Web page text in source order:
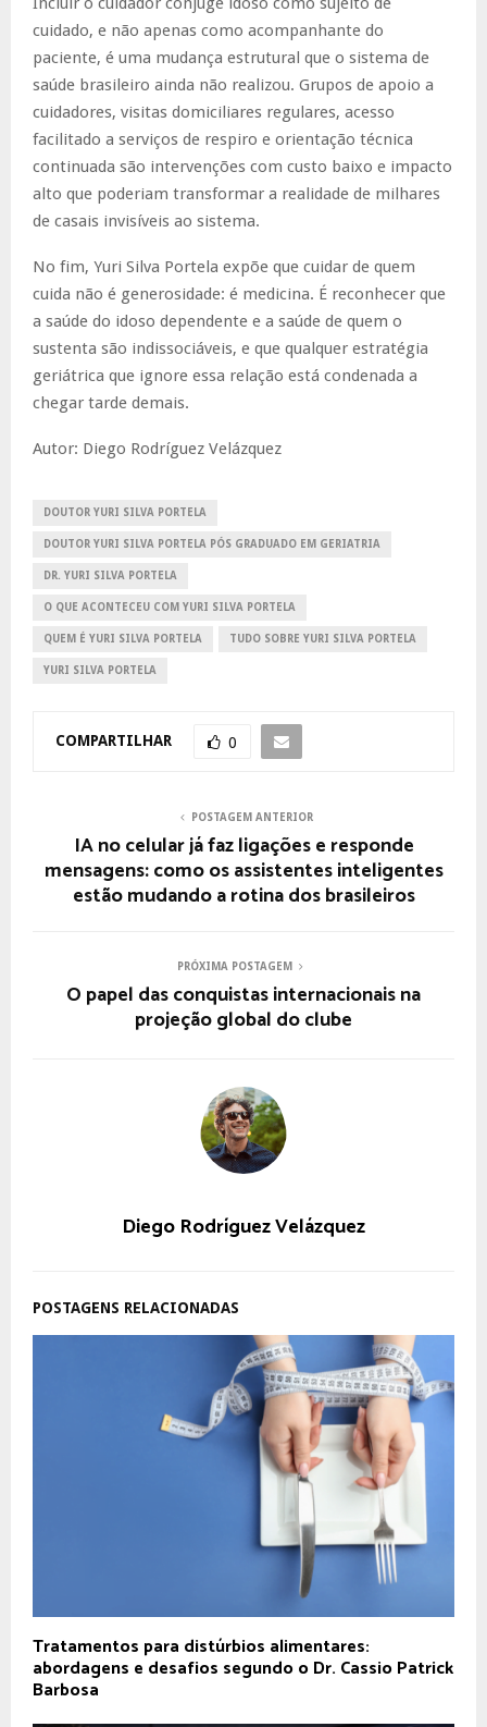
cuidado, e não apenas como acompanhante do
paciente, é uma mudança estrutural que o sistema de
saúde brasileiro ainda não realizou. Grupos de apoio a
cuidadores, visitas domiciliares regulares, acesso
facilitado a serviços de respiro e orientação técnica
continuada são intervenções com custo baixo e impacto
alto que poderiam transformar a realidade de milhares
de casais invisíveis ao sistema.
No fim, Yuri Silva Portela expõe que cuidar de quem
cuida não é generosidade: é medicina. É reconhecer que
a saúde do idoso dependente e a saúde de quem o
sustenta são indissociáveis, e que qualquer estratégia
geriátrica que ignore essa relação está condenada a
chegar tarde demais.
Autor: Diego Rodríguez Velázquez
DOUTOR YURI SILVA PORTELA
DOUTOR YURI SILVA PORTELA PÓS GRADUADO EM GERIATRIA
DR. YURI SILVA PORTELA
O QUE ACONTECEU COM YURI SILVA PORTELA
QUEM É YURI SILVA PORTELA TUDO SOBRE YURI SILVA PORTELA
YURI SILVA PORTELA
COMPARTILHAR 0
POSTAGEM ANTERIOR
IA no celular já faz ligações e responde
mensagens: como os assistentes inteligentes
estão mudando a rotina dos brasileiros
PRÓXIMA POSTAGEM
O papel das conquistas internacionais na
projeção global do clube
Diego Rodríguez Velázquez
POSTAGENS RELACIONADAS
Tratamentos para distúrbios alimentares:
abordagens e desafios segundo o Dr. Cassio Patrick
Barbosa